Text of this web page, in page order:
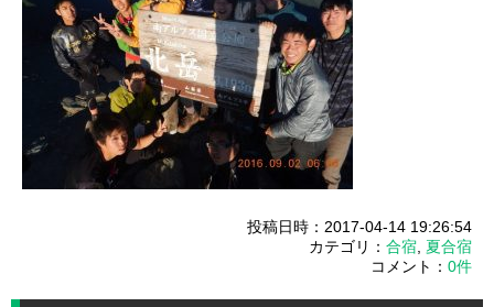
投稿日時：2017-04-14 19:26:54
カテゴリ： 合宿 夏合宿
コメント： 0件